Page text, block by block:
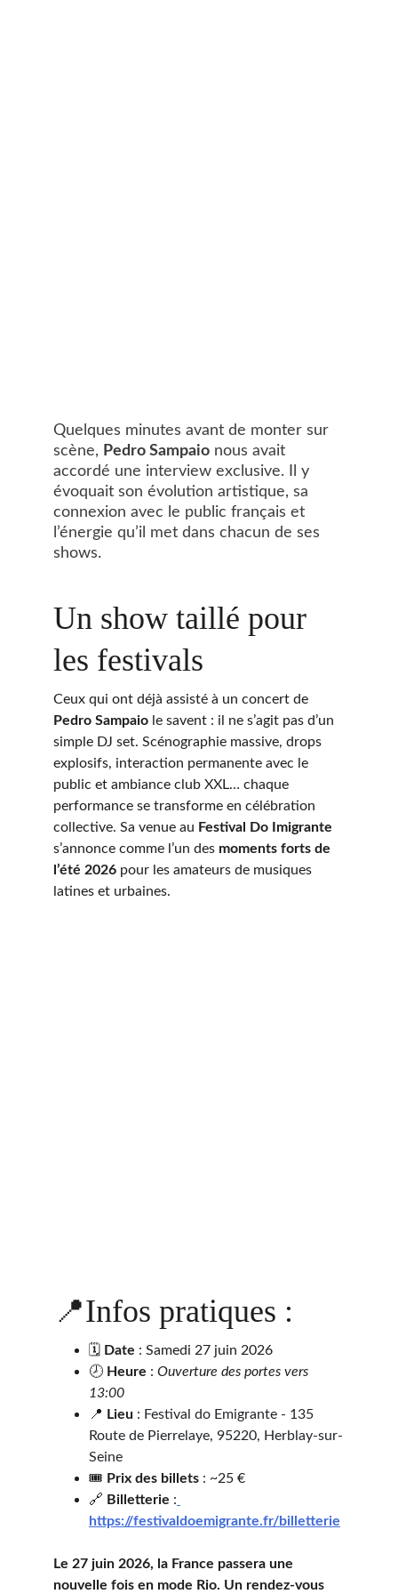
Quelques minutes avant de monter sur
scène, Pedro Sampaio nous avait
accordé une interview exclusive. Il y
évoquait son évolution artistique, sa
connexion avec le public français et
l’énergie qu’il met dans chacun de ses
shows.
Un show taillé pour
les festivals
Ceux qui ont déjà assisté à un concert de
Pedro Sampaio le savent : il ne s’agit pas d’un
simple DJ set. Scénographie massive, drops
explosifs, interaction permanente avec le
public et ambiance club XXL… chaque
performance se transforme en célébration
collective. Sa venue au Festival Do Imigrante
s’annonce comme l’un des moments forts de
l’été 2026 pour les amateurs de musiques
latines et urbaines.
📍Infos pratiques :
🗓 Date : Samedi 27 juin 2026
🕗 Heure : Ouverture des portes vers
13:00
📍 Lieu : Festival do Emigrante - 135
Route de Pierrelaye, 95220, Herblay-sur-
Seine
🎟️ Prix des billets : ~25 €
🔗 Billetterie :
https://festivaldoemigrante.fr/billetterie
Le 27 juin 2026, la France passera une
nouvelle fois en mode Rio. Un rendez-vous